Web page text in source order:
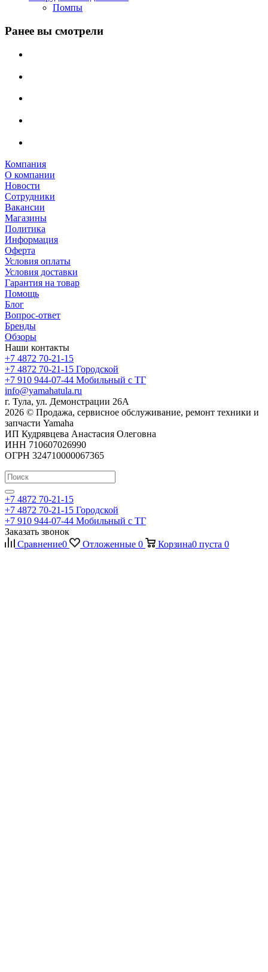
Помпы
Ранее вы смотрели
Компания
О компании
Новости
Сотрудники
Вакансии
Магазины
Политика
Информация
Оферта
Условия оплаты
Условия доставки
Гарантия на товар
Помощь
Блог
Вопрос-ответ
Бренды
Обзоры
Наши контакты
+7 4872 70-21-15
+7 4872 70-21-15 Городской
+7 910 944-07-44 Мобильный с ТГ
info@yamahatula.ru
г. Тула, ул. Демонстрации 26А
2026 © Продажа, сервисное обслуживание, ремонт техники и
запчасти Yamaha
ИП Кудрявцева Анастасия Олеговна
ИНН 710607026990
ОГРН 324710000067365
+7 4872 70-21-15
+7 4872 70-21-15 Городской
+7 910 944-07-44 Мобильный с ТГ
Заказать звонок
Сравнение0 Отложенные 0 Корзина0 пуста 0